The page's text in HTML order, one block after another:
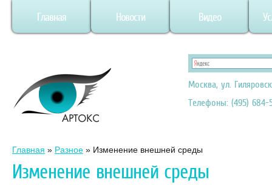
Главная Новости Видео
Москва, ул.
Телефоны: (495) 684-
Главная » Разное » Изменение внешней среды
Изменение внешней среды